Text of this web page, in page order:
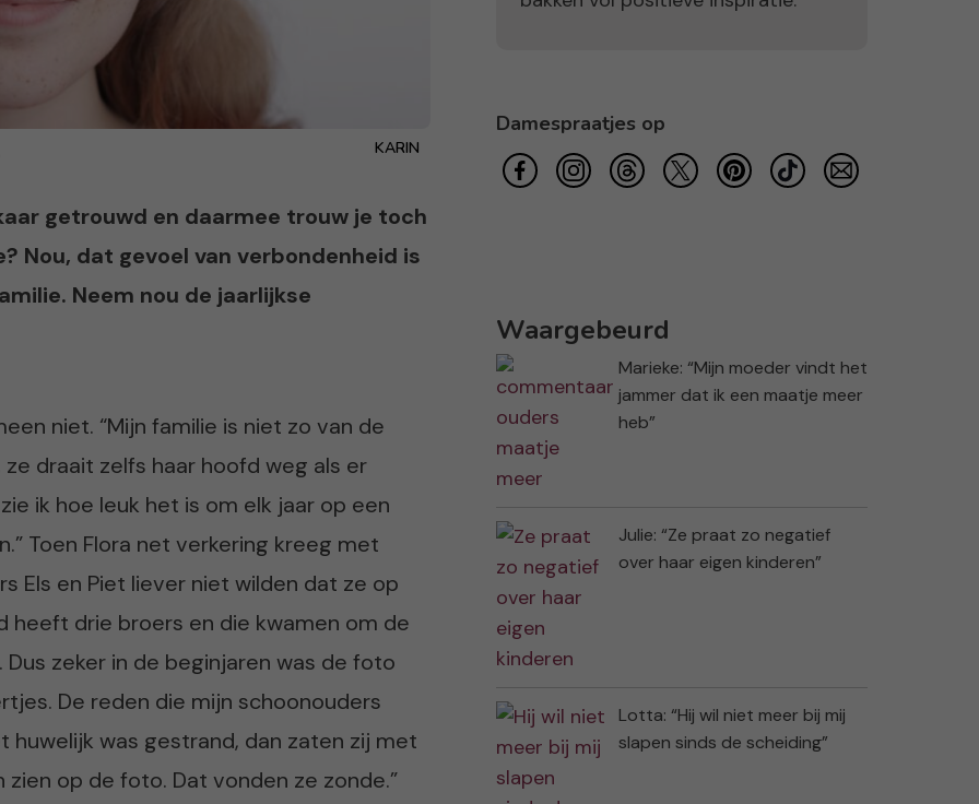
KARIN
getrouwd en daarmee trouw je toch
Nou, dat gevoel van verbondenheid is
Neem nou de jaarlijkse
niet. “Mijn familie is niet zo van de
draait zelfs haar hoofd weg als er
ik hoe leuk het is om elk jaar op een
Toen Flora net verkering kreeg met
Els en Piet liever niet wilden dat ze op
heeft drie broers en die kwamen om de
zeker in de beginjaren was de foto
De reden die mijn schoonouders
was gestrand, dan zaten zij met
op de foto. Dat vonden ze zonde.”
Damespraatjes op
Waargebeurd
Marieke: “Mijn moeder vindt het
jammer dat ik een maatje meer
heb”
Julie: “Ze praat zo negatief
over haar eigen kinderen”
Lotta: “Hij wil niet meer bij mij
slapen sinds de scheiding”